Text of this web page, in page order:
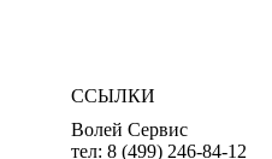
ССЫЛКИ
Волей Сервис
тел: 8 (499) 246-84-12